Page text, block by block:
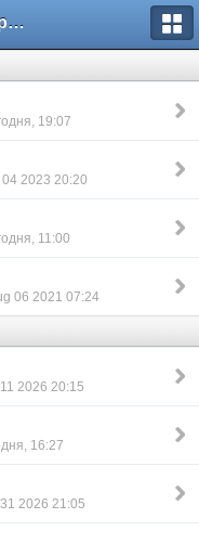
Форумы на Sportbox.ru
19:07
2023 20:20
11:00
06 2021 07:24
2026 20:15
16:27
2026 21:05